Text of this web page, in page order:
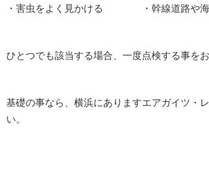
・害虫をよく見かける ・幹線道路や海
ひとつでも該当する場合、一度点検する事を
基礎の事なら、横浜にありますエアガイツ・
い。